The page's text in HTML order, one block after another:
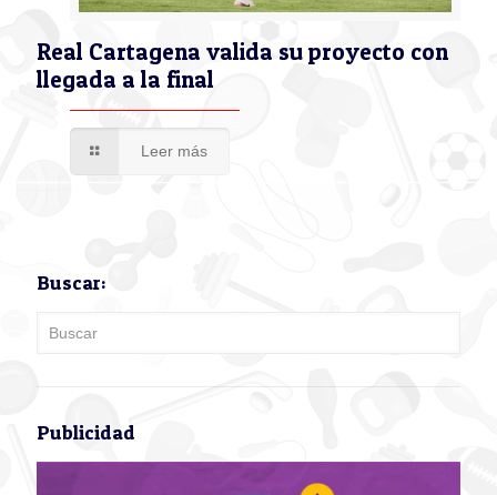
Real Cartagena valida su proyecto con
llegada a la final
Leer más
Buscar:
Publicidad